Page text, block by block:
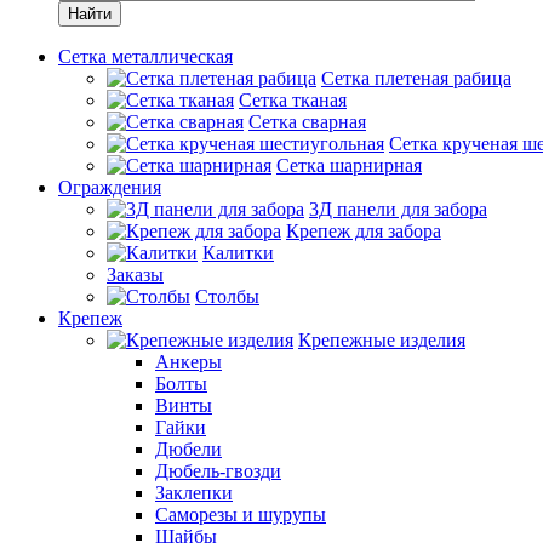
Найти
Сетка металлическая
Сетка плетеная рабица
Сетка тканая
Сетка сварная
Сетка крученая
Сетка шарнирная
Ограждения
3Д панели для забора
Крепеж для забора
Калитки
Заказы
Столбы
Крепеж
Крепежные изделия
Анкеры
Болты
Винты
Гайки
Дюбели
Дюбель-гвозди
Заклепки
Саморезы и шурупы
Шайбы